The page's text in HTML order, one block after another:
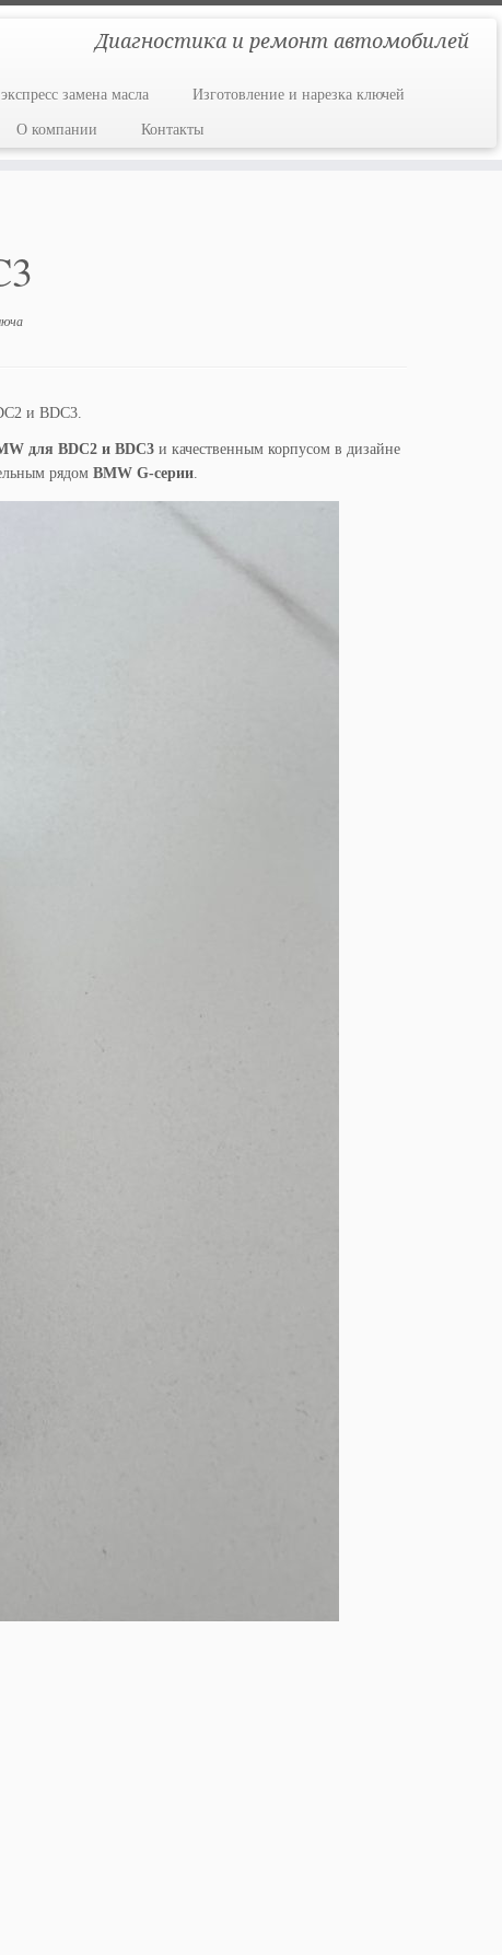
Диагностика и ремонт автомобилей
замена масла Изготовление и нарезка ключей
О компании Контакты
и BDC3.
для BDC2 и BDC3 и качественным корпусом в дизайне
рядом BMW G-серии.